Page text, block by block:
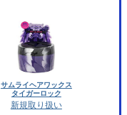
サムライヘアワックス
タイガーロック
新規取り扱い